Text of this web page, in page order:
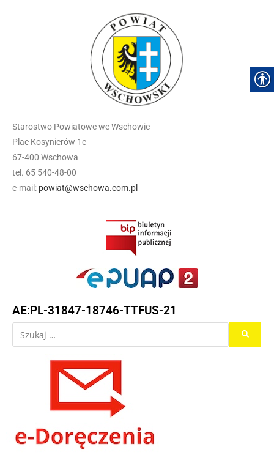
Starostwo Powiatowe we Wschowie
Plac Kosynierów 1c
67-400 Wschowa
tel. 65 540-48-00
e-mail: powiat@wschowa.com.pl
AE:PL-31847-18746-TTFUS-21